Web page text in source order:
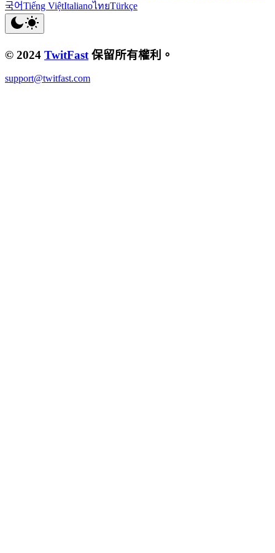
국어Tiếng ViệtItalianoไทยTürkçe
© 2024 TwitFast 保留所有權利。
support@twitfast.com